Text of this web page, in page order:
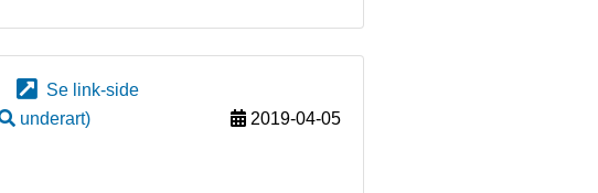
Se link-side
underart)
2019-04-05